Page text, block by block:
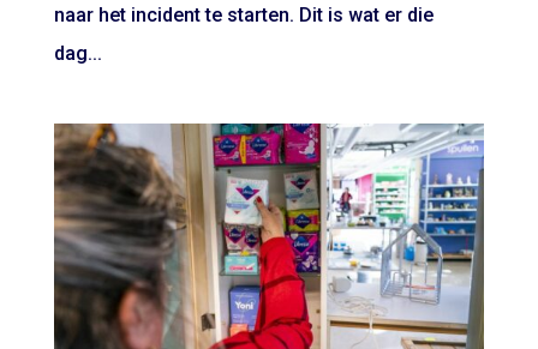
naar het incident te starten. Dit is wat er die
dag...